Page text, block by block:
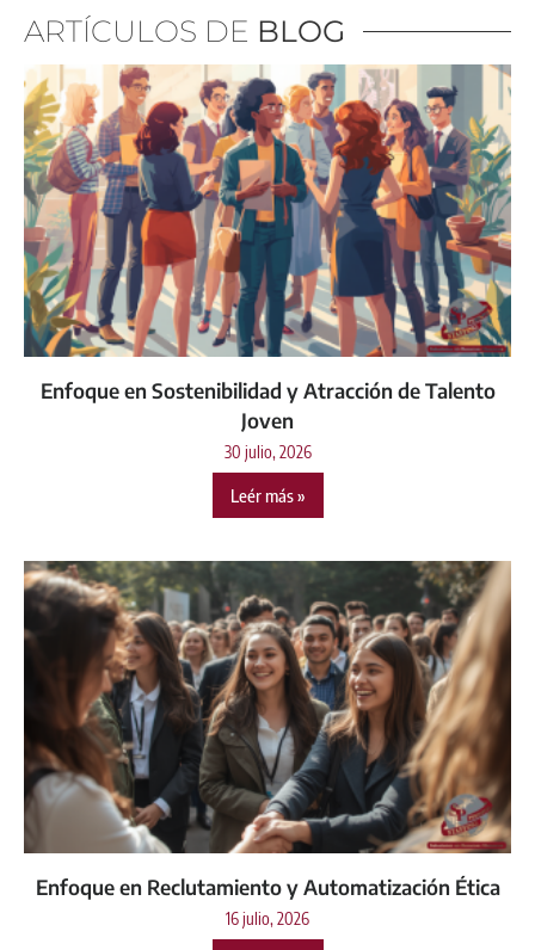
ARTÍCULOS DE BLOG
Enfoque en Sostenibilidad y Atracción de Talento
Joven
30 julio, 2026
Leér más »
Enfoque en Reclutamiento y Automatización Ética
16 julio, 2026